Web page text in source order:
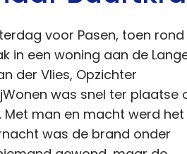
voor Pasen, toen rond
in een woning aan de
der Vlies, Opzichter
was snel ter plaatse
man en macht werd het
was de brand onder